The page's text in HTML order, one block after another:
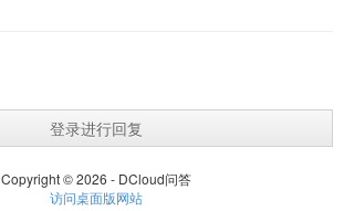
登录进行回复
Copyright © 2026 - DCloud问答
访问桌面版网站